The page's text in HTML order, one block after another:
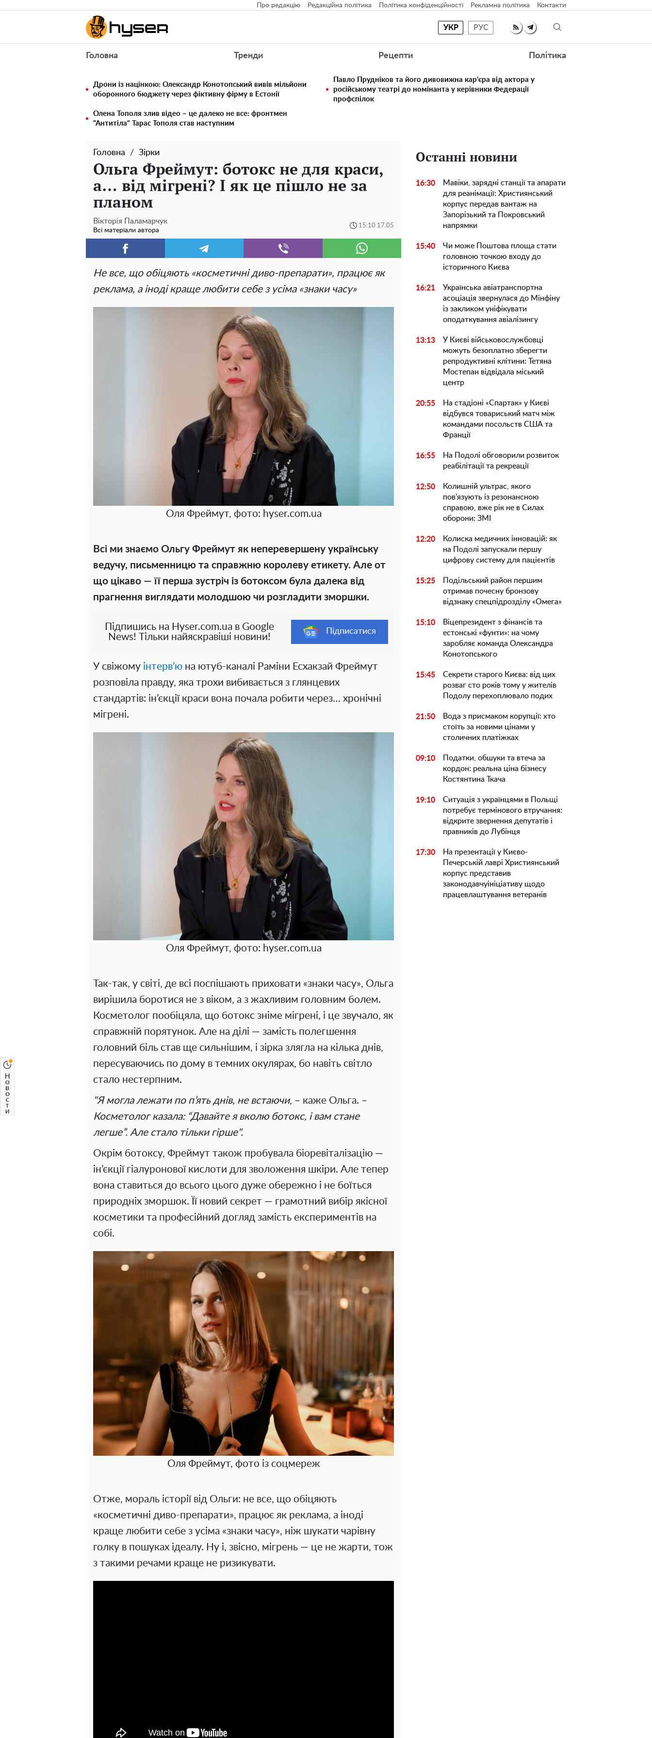
Про редакцію Редакційна політика Політика конфіденційності Рекламна політика Контакти
УКР РУС
Головна Тренди Рецепти Політика
Дрони із націнкою: Олександр Конотопський вивів мільйони
оборонного бюджету через фіктивну фірму в Естонії
Павло Прудніков та його дивовижна кар'єра від актора у
російському театрі до номінанта у керівники Федерації
профспілок
Олена Тополя злив відео – це далеко не все: фронтмен
"Антитіла" Тарас Тополя став наступним
Головна Зірки
Ольга Фреймут: ботокс не для краси,
а… від мігрені? І як це пішло не за
планом
Вікторія Паламарчук
Всі матеріали автора
15:10 17.05
Не все, що обіцяють «косметичні диво-препарати», працює як
реклама, а іноді краще любити себе з усіма «знаки часу»
Оля Фреймут, фото: hyser.com.ua
Всі ми знаємо Ольгу Фреймут як неперевершену українську
ведучу, письменницю та справжню королеву етикету. Але от
що цікаво — її перша зустріч із ботоксом була далека від
прагнення виглядати молодшою чи розгладити зморшки.
Підпишись на Hyser.com.ua в Google
News! Тільки найяскравіші новини!
Підписатися
У свіжому інтерв’ю на ютуб-каналі Раміни Есхакзай Фреймут
розповіла правду, яка трохи вибивається з глянцевих
стандартів: ін’єкції краси вона почала робити через… хронічні
мігрені.
Оля Фреймут, фото: hyser.com.ua
Так-так, у світі, де всі поспішають приховати «знаки часу», Ольга
вирішила боротися не з віком, а з жахливим головним болем.
Косметолог пообіцяла, що ботокс зніме мігрені, і це звучало, як
справжній порятунок. Але на ділі — замість полегшення
головний біль став ще сильнішим, і зірка злягла на кілька днів,
пересуваючись по дому в темних окулярах, бо навіть світло
стало нестерпним.
"Я могла лежати по п’ять днів, не встаючи, – каже Ольга. –
Косметолог казала: “Давайте я вколю ботокс, і вам стане
легше”. Але стало тільки гірше".
Окрім ботоксу, Фреймут також пробувала біоревіталізацію —
ін’єкції гіалуронової кислоти для зволоження шкіри. Але тепер
вона ставиться до всього цього дуже обережно і не боїться
природніх зморшок. Її новий секрет — грамотний вибір якісної
косметики та професійний догляд замість експериментів на
собі.
Оля Фреймут, фото із соцмереж
Отже, мораль історії від Ольги: не все, що обіцяють
«косметичні диво-препарати», працює як реклама, а іноді
краще любити себе з усіма «знаки часу», ніж шукати чарівну
голку в пошуках ідеалу. Ну і, звісно, мігрень — це не жарти, тож
з такими речами краще не ризикувати.
Останні новини
16:30
Мавіки, зарядні станції та апарати
для реанімації: Християнський
корпус передав вантаж на
Запорізький та Покровський
напрямки
15:40
Чи може Поштова площа стати
головною точкою входу до
історичного Києва
16:21
Українська авіатранспортна
асоціація звернулася до Мінфіну
із закликом уніфікувати
оподаткування авіалізингу
13:13
У Києві військовослужбовці
можуть безоплатно зберегти
репродуктивні клітини: Тетяна
Мостепан відвідала міський
центр
20:55
На стадіоні «Спартак» у Києві
відбувся товариський матч між
командами посольств США та
Франції
16:55
На Подолі обговорили розвиток
реабілітації та рекреації
12:50
Колишній ультрас, якого
пов'язують із резонансною
справою, вже рік не в Силах
оборони: ЗМІ
12:20
Колиска медичних інновацій: як
на Подолі запускали першу
цифрову систему для пацієнтів
15:25
Подільський район першим
отримав почесну бронзову
відзнаку спецпідрозділу «Омега»
15:10
Віцепрезидент з фінансів та
естонські «фунти»: на чому
заробляє команда Олександра
Конотопського
15:45
Секрети старого Києва: від цих
розваг сто років тому у жителів
Подолу перехоплювало подих
21:50
Вода з присмаком корупції: хто
стоїть за новими цінами у
столичних платіжках
09:10
Податки, обшуки та втеча за
кордон: реальна ціна бізнесу
Костянтина Ткача
19:10
Ситуація з українцями в Польщі
потребує термінового втручання:
відкрите звернення депутатів і
правників до Лубінця
17:30
На презентації у Києво-
Печерській лаврі Християнський
корпус представив
законодавчуініціативу щодо
працевлаштування ветеранів